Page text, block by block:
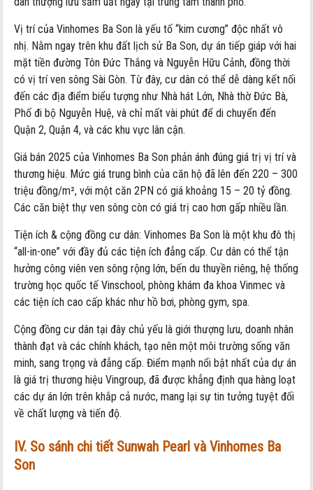
Vị trí của Vinhomes Ba Son là yếu tố “kim cương” độc nhất vô
nhị. Nằm ngay trên khu đất lịch sử Ba Son, dự án tiếp giáp với hai
mặt tiền đường Tôn Đức Thắng và Nguyễn Hữu Cảnh, đồng thời
có vị trí ven sông Sài Gòn. Từ đây, cư dân có thể dễ dàng kết nối
đến các địa điểm biểu tượng như Nhà hát Lớn, Nhà thờ Đức Bà,
Phố đi bộ Nguyễn Huệ, và chỉ mất vài phút để di chuyển đến
Quận 2, Quận 4, và các khu vực lân cận.
Giá bán 2025 của Vinhomes Ba Son phản ánh đúng giá trị vị trí và
thương hiệu. Mức giá trung bình của căn hộ đã lên đến 220 – 300
triệu đồng/m², với một căn 2PN có giá khoảng 15 – 20 tỷ đồng.
Các căn biệt thự ven sông còn có giá trị cao hơn gấp nhiều lần.
Tiện ích & cộng đồng cư dân: Vinhomes Ba Son là một khu đô thị
“all-in-one” với đầy đủ các tiện ích đẳng cấp. Cư dân có thể tận
hưởng công viên ven sông rộng lớn, bến du thuyền riêng, hệ thống
trường học quốc tế Vinschool, phòng khám đa khoa Vinmec và
các tiện ích cao cấp khác như hồ bơi, phòng gym, spa.
Cộng đồng cư dân tại đây chủ yếu là giới thượng lưu, doanh nhân
thành đạt và các chính khách, tạo nên một môi trường sống văn
minh, sang trọng và đẳng cấp. Điểm mạnh nổi bật nhất của dự án
là giá trị thương hiệu Vingroup, đã được khẳng định qua hàng loạt
các dự án lớn trên khắp cả nước, mang lại sự tin tưởng tuyệt đối
về chất lượng và tiến độ.
IV. So sánh chi tiết Sunwah Pearl và Vinhomes Ba
Son